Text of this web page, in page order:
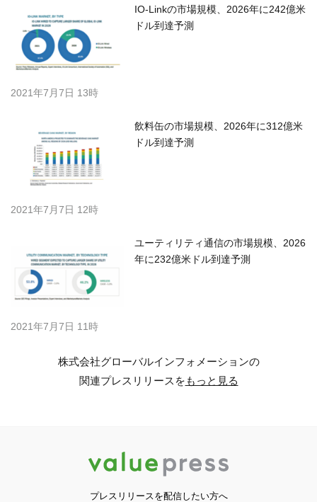
IO-Linkの市場規模、2026年に242億米
ドル到達予測
2021年7月7日 13時
飲料缶の市場規模、2026年に312億米
ドル到達予測
2021年7月7日 12時
ユーティリティ通信の市場規模、2026
年に232億米ドル到達予測
2021年7月7日 11時
株式会社グローバルインフォメーションの
関連プレスリリースをもっと見る
プレスリリースを配信したい方へ